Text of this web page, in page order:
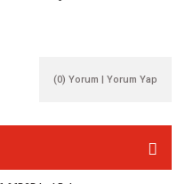
(0) Yorum | Yorum Yap